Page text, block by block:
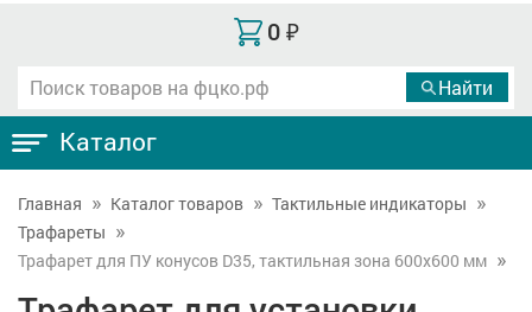
0 ₽
Каталог
Главная Каталог товаров
Тактильные индикаторы
Трафареты
Трафарет для ПУ конусов D35, тактильная зона 600х600 мм